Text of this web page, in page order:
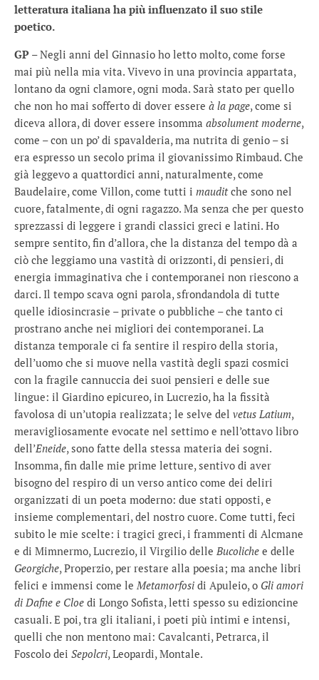
letteratura italiana ha più influenzato il suo stile
poetico.
GP – Negli anni del Ginnasio ho letto molto, come forse
mai più nella mia vita. Vivevo in una provincia appartata,
lontano da ogni clamore, ogni moda. Sarà stato per quello
che non ho mai sofferto di dover essere à la page, come si
diceva allora, di dover essere insomma absolument moderne,
come – con un po’ di spavalderia, ma nutrita di genio – si
era espresso un secolo prima il giovanissimo Rimbaud. Che
già leggevo a quattordici anni, naturalmente, come
Baudelaire, come Villon, come tutti i mauditche sono nel
cuore, fatalmente, di ogni ragazzo. Ma senza che per questo
sprezzassi di leggere i grandi classici greci e latini. Ho
sempre sentito, fin d’allora, che la distanza del tempo dà a
ciò che leggiamo una vastità di orizzonti, di pensieri, di
energia immaginativa che i contemporanei non riescono a
darci. Il tempo scava ogni parola, sfrondandola di tutte
quelle idiosincrasie – private o pubbliche – che tanto ci
prostrano anche nei migliori dei contemporanei. La
distanza temporale ci fa sentire il respiro della storia,
dell’uomo che si muove nella vastità degli spazi cosmici
con la fragile cannuccia dei suoi pensieri e delle sue
lingue: il Giardino epicureo, in Lucrezio, ha la fissità
favolosa di un’utopia realizzata; le selve del vetus Latium,
meravigliosamente evocate nel settimo e nell’ottavo libro
dell’Eneide, sono fatte della stessa materia dei sogni.
Insomma, fin dalle mie prime letture, sentivo di aver
bisogno del respiro di un verso antico come dei deliri
organizzati di un poeta moderno: due stati opposti, e
insieme complementari, del nostro cuore. Come tutti, feci
subito le mie scelte: i tragici greci, i frammenti di Alcmane
e di Mimnermo, Lucrezio, il Virgilio delle Bucoliche e delle
Georgiche, Properzio, per restare alla poesia; ma anche libri
felici e immensi come le Metamorfosi di Apuleio, o Gli amori
di Dafne e Cloe di Longo Sofista, letti spesso su edizioncine
casuali. E poi, tra gli italiani, i poeti più intimi e intensi,
quelli che non mentono mai: Cavalcanti, Petrarca, il
Foscolo dei Sepolcri, Leopardi, Montale.